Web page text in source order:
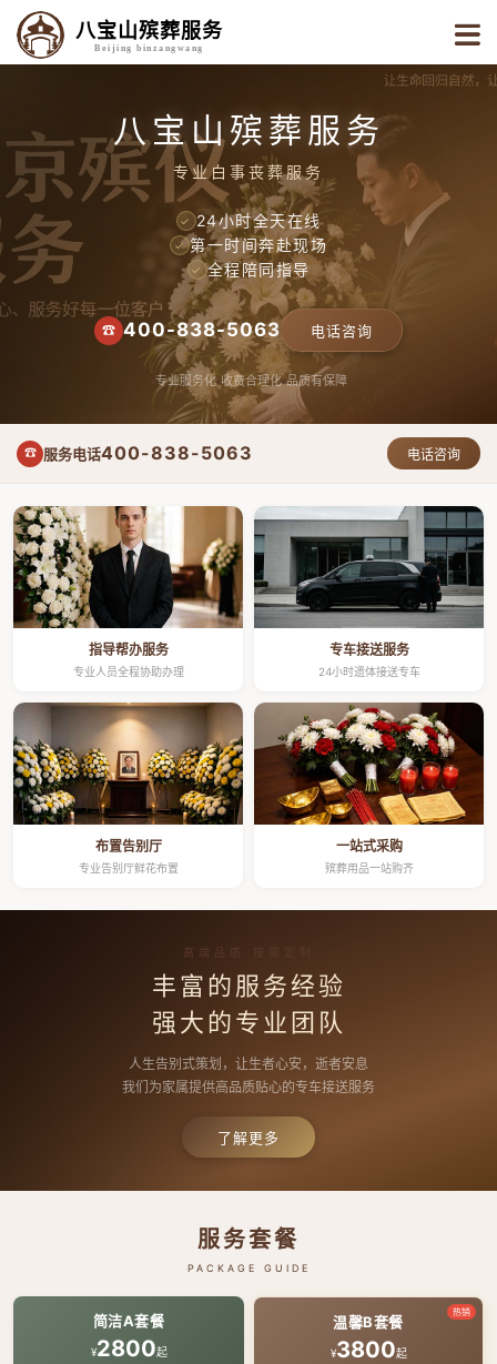
八宝山殡葬服务
Beijing binzangwang
八宝山殡葬服务
专业白事丧葬服务
✓ 24小时全天在线
✓ 第一时间奔赴现场
✓ 全程陪同指导
☎ 400-838-5063 电话咨询
专业服务化 收费合理化 品质有保障
☎ 服务电话400-838-5063 电话咨询
指导帮办服务
专业人员全程协助办理
专车接送服务
24小时遗体接送专车
布置告别厅
专业告别厅鲜花布置
一站式采购
殡葬用品一站购齐
高端品质 按需定制
丰富的服务经验
强大的专业团队
人生告别式策划，让生者心安，逝者安息
我们为家属提供高品质贴心的专车接送服务
了解更多
服务套餐
PACKAGE GUIDE
简洁A套餐
¥2800起
热销
温馨B套餐
¥3800起